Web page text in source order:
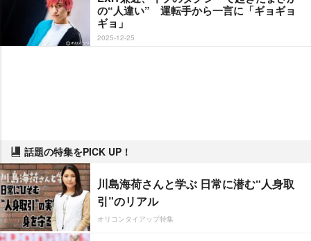
の“人違い” 運転手から一言に「ギョギョ
ギョ」
2025-12-25
話題の特集をPICK UP！
川島海荷さんと学ぶ 日常に潜む“人身取
引”のリアル
オリコンタイアップ特集